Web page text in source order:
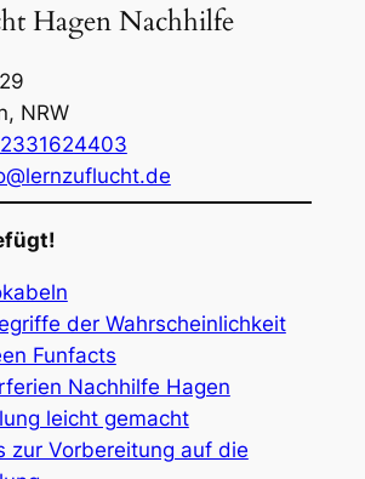
Hagen Nachhilfe
, NRW
der Wahrscheinlichkeit
Funfacts
Nachhilfe Hagen
leicht gemacht
zur Vorbereitung auf die